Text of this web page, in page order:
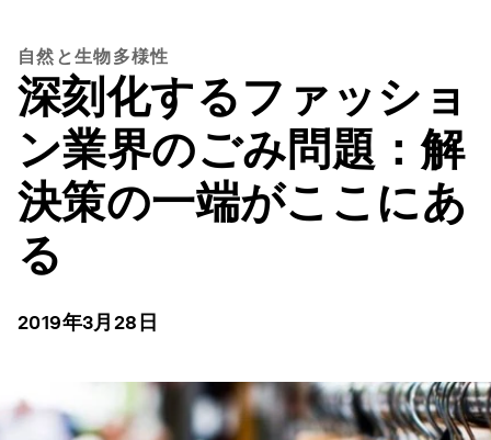
自然と生物多様性
深刻化するファッショ
ン業界のごみ問題：解
決策の一端がここにあ
る
2019年3月28日